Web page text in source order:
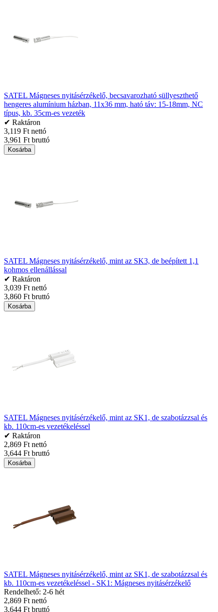
SATEL Mágneses nyitásérzékelő, becsavarozható süllyeszthető
hengeres alumínium házban, 11x36 mm, ható táv: 15-18mm, NC
típus, kb. 35cm-es vezeték
✔ Raktáron
3,119 Ft nettó
3,961 Ft bruttó
Kosárba
SATEL Mágneses nyitásérzékelő, mint az SK3, de beépített 1,1
kohmos ellenállással
✔ Raktáron
3,039 Ft nettó
3,860 Ft bruttó
Kosárba
SATEL Mágneses nyitásérzékelő, mint az SK1, de szabotázzsal és
kb. 110cm-es vezetékeléssel
✔ Raktáron
2,869 Ft nettó
3,644 Ft bruttó
Kosárba
SATEL Mágneses nyitásérzékelő, mint az SK1, de szabotázzsal és
kb. 110cm-es vezetékeléssel - SK1: Mágneses nyitásérzékelő
Rendelhető: 2-6 hét
2,869 Ft nettó
3,644 Ft bruttó